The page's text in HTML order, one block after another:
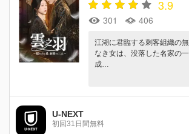
3.9
301 406
江湖に君臨する刺客組織の
なき女は、没落した名家の
成…
U-NEXT
初回31日間無料